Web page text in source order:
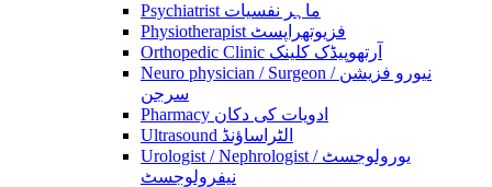
Psychiatrist ماہر نفسیات
Physiotherapist فزیوتھراپسٹ
Orthopedic Clinic آرتھوپیڈک کلینک
Neuro physician / Surgeon نیورو فزیشن /
سرجن
Pharmacy ادویات کی دکان
Ultrasound الٹراساؤنڈ
Urologist / Nephrologist یورولوجسٹ /
نیفرولوجسٹ